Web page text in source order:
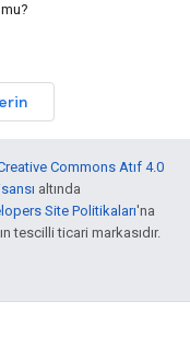
Commons Atıf 4.0
altında
Site Politikaları'na
tescilli ticari markasıdır.